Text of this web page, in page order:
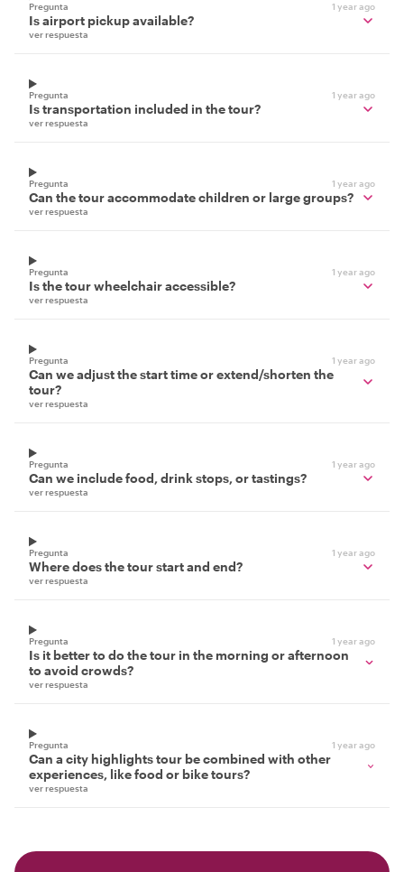
Pregunta 1 year ago
Is airport pickup available?
ver respuesta
Pregunta 1 year ago
Is transportation included in the tour?
ver respuesta
Pregunta 1 year ago
Can the tour accommodate children or large groups?
ver respuesta
Pregunta 1 year ago
Is the tour wheelchair accessible?
ver respuesta
Pregunta 1 year ago
Can we adjust the start time or extend/shorten the
tour?
ver respuesta
Pregunta 1 year ago
Can we include food, drink stops, or tastings?
ver respuesta
Pregunta 1 year ago
Where does the tour start and end?
ver respuesta
Pregunta 1 year ago
Is it better to do the tour in the morning or afternoon
to avoid crowds?
ver respuesta
Pregunta 1 year ago
Can a city highlights tour be combined with other
experiences, like food or bike tours?
ver respuesta